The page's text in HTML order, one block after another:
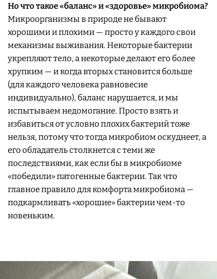
Но что такое «баланс» и «здоровье» микробиома?
Микроорганизмы в природе не бывают
хорошими и плохими — просто у каждого свои
механизмы выживания. Некоторые бактерии
укрепляют тело, а некоторые делают его более
хрупким — и когда вторых становится больше
(для каждого человека равновесие
индивидуально), баланс нарушается, и мы
испытываем недомогание. Просто взять и
избавиться от условно плохих бактерий тоже
нельзя, потому что тогда микробиом оскуднеет, а
его обладатель столкнется с теми же
последствиями, как если бы в микробиоме
«победили» патогенные бактерии. Так что
главное правило для комфорта микробиома —
подкармливать «хорошие» бактерии чем-то
новеньким.